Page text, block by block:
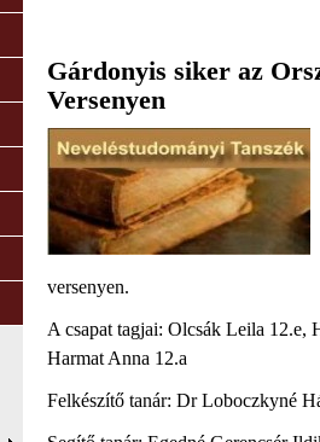
Gárdonyis siker az
Versenyen
versenyen.
A csapat tagjai: Olcsák Leila 12.e,
Harmat Anna 12.a
Felkészítő tanár: Dr Loboczkyné